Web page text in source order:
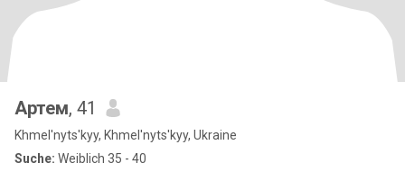
Артем, 41
Khmel'nyts'kyy, Khmel'nyts'kyy, Ukraine
Suche: Weiblich 35 - 40